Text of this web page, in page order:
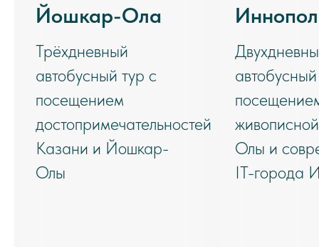
Йошкар-Ола
Трёхдневный
автобусный тур с
посещением
достопримечательностей
Казани и Йошкар-
Олы
Олы и
IT-города